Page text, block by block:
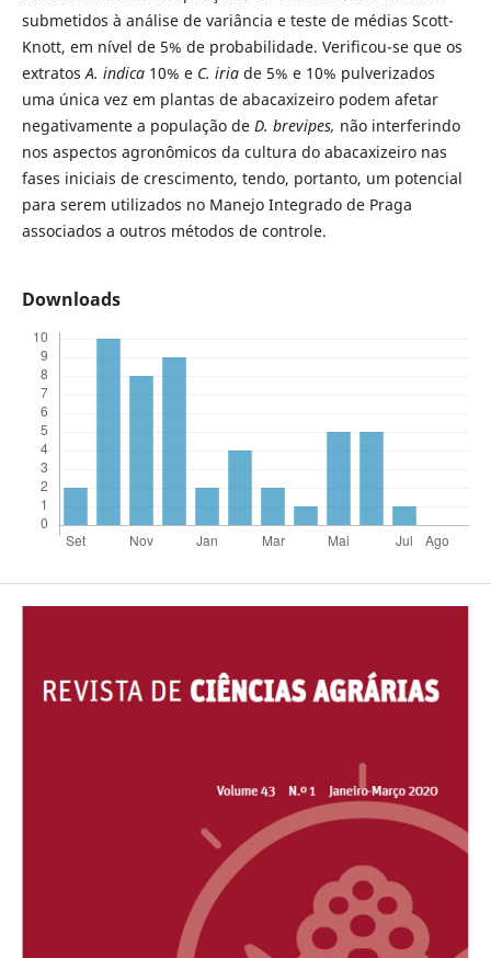
submetidos à análise de variância e teste de médias Scott-
Knott, em nível de 5% de probabilidade. Verificou-se que os
extratosA. indica10% e C. iriade 5% e 10% pulverizados
uma única vez em plantas de abacaxizeiro podem afetar
negativamente a população de D. brevipes, não interferindo
nos aspectos agronômicos da cultura do abacaxizeiro nas
fases iniciais de crescimento, tendo, portanto, um potencial
para serem utilizados no Manejo Integrado de Praga
associados a outros métodos de controle.
Downloads